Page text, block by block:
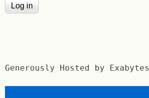
Generously Hosted by Exabytes